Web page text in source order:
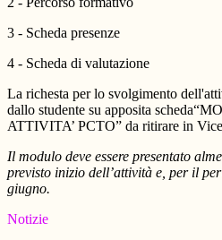
3 - Scheda presenze
4 - Scheda di valutazione
La richesta per lo svolgimento
dallo studente su apposita
ATTIVITA’ PCTO” da ritirare in
Il modulo deve essere presentato
previsto inizio dell’attività e, per il
giugno.
Notizie